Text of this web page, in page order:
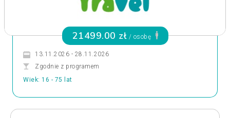
21499.00 zł / osobę
13.11.2026 - 28.11.2026
Zgodnie z programem
Wiek: 16 - 75 lat